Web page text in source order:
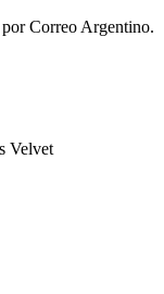
Correo Argentino.
Velvet